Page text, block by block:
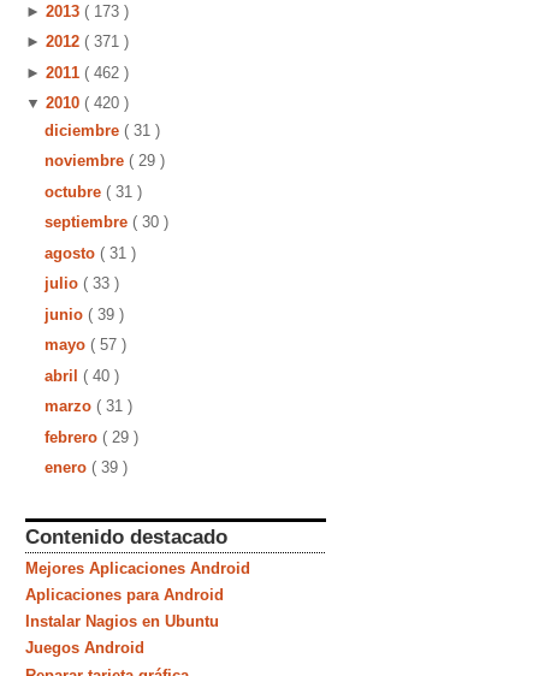
► 2013 ( 173 )
► 2012 ( 371 )
► 2011 ( 462 )
▼ 2010 ( 420 )
diciembre ( 31 )
noviembre ( 29 )
octubre ( 31 )
septiembre ( 30 )
agosto ( 31 )
julio ( 33 )
junio ( 39 )
mayo ( 57 )
abril ( 40 )
marzo ( 31 )
febrero ( 29 )
enero ( 39 )
Contenido destacado
Mejores Aplicaciones Android
Aplicaciones para Android
Instalar Nagios en Ubuntu
Juegos Android